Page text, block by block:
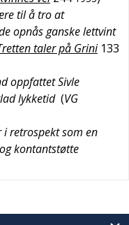
til å tro at
opnås ganske lettvint
taler på Grini 133
oppfattet Sivle
lykketid (VG
retrospekt som en
kontantstøtte